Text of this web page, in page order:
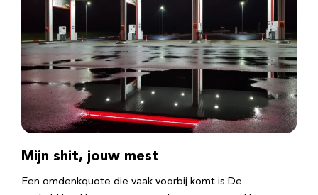
Mijn shit, jouw mest
Een omdenkquote die vaak voorbij komt is De